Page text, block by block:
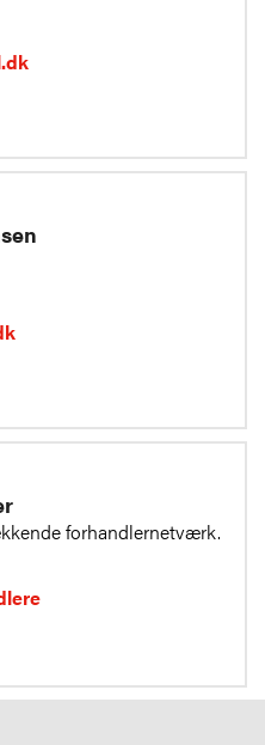
forhandlernetværk.